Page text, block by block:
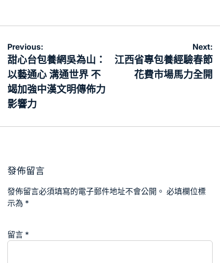
文
章
導
覽
Previous:
甜心台包養網吳為山：
以藝通心 溝通世界 不
竭加強中漢文明傳佈力
影響力
Next:
江西省專包養經驗春節
花費市場馬力全開
發佈留言
發佈留言必須填寫的電子郵件地址不會公開。 必填欄位標
示為 *
留言 *